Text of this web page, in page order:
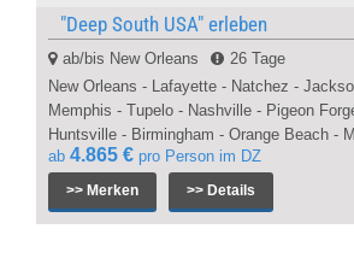
"Deep South USA" erleben
ab/bis New Orleans
26 Tage
New Orleans - Lafayette - Natchez -
Memphis - Tupelo - Nashville - Pigeon
Huntsville - Birmingham - Orange Beach -
ab 4.865 € pro Person im DZ
>> Merken >> Details